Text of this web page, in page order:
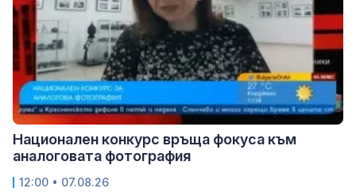
Национален конкурс връща фокуса към
аналоговата фотография
12:00 • 07.08.26